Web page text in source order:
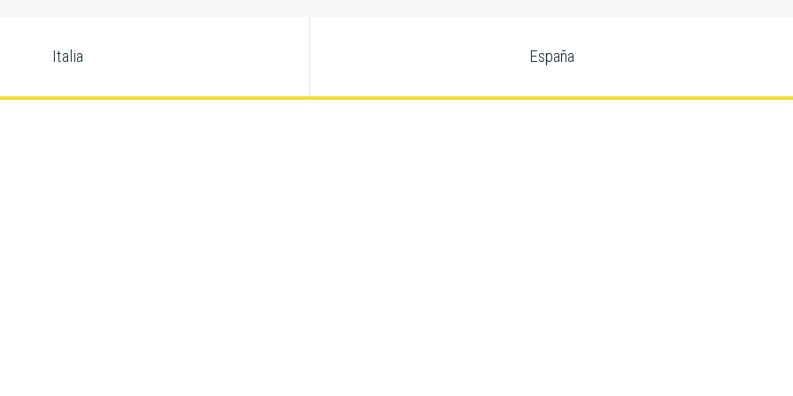
Italia España